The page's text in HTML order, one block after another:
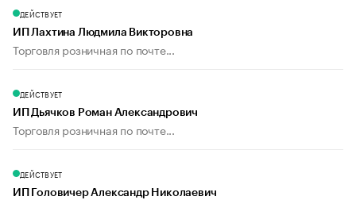
ДЕЙСТВУЕТ
ИП Лахтина Людмила Викторовна
Торговля розничная по почте...
ДЕЙСТВУЕТ
ИП Дьячков Роман Александрович
Торговля розничная по почте...
ДЕЙСТВУЕТ
ИП Головичер Александр Николаевич